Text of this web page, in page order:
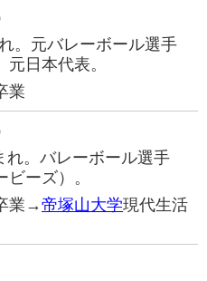
。元バレーボール選手
元日本代表。
業
れ。バレーボール選手
ビーズ）。
業→帝塚山大学現代生活